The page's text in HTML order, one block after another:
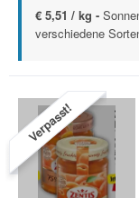
€ 5,51 / kg -
verschiedene
Verpasst!